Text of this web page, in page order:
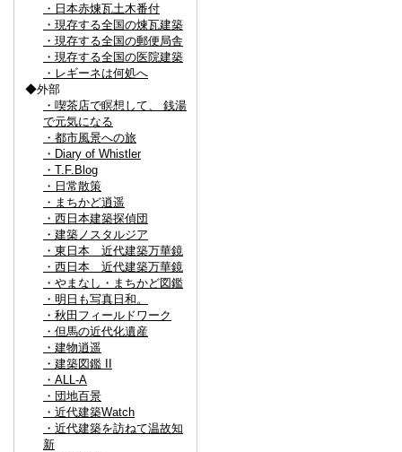
・日本赤煉瓦土木番付
・現存する全国の煉瓦建築
・現存する全国の郵便局舎
・現存する全国の医院建築
・レギーネは何処へ
◆外部
・喫茶店で瞑想して、 銭湯
で元気になる
・都市風景への旅
・Diary of Whistler
・T.F.Blog
・日常散策
・まちかど逍遥
・西日本建築探偵団
・建築ノスタルジア
・東日本 近代建築万華鏡
・西日本 近代建築万華鏡
・やまなし・まちかど図鑑
・明日も写真日和。
・秋田フィールドワーク
・但馬の近代化遺産
・建物逍遥
・建築図鑑 II
・ALL-A
・団地百景
・近代建築Watch
・近代建築を訪ねて温故知
新